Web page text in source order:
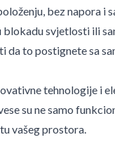
bez napora i
blokadu svjetlosti ili
da to postignete sa
tehnologije i
su ne samo
vašeg prostora.